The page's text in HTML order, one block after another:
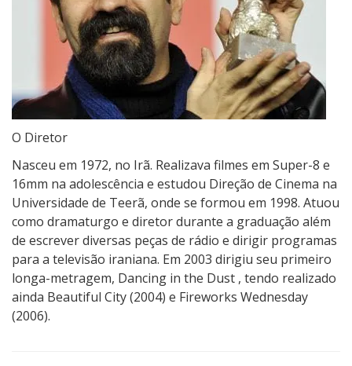
O Diretor
Nasceu em 1972, no Irã. Realizava filmes em Super-8 e
16mm na adolescência e estudou Direção de Cinema na
Universidade de Teerã, onde se formou em 1998. Atuou
como dramaturgo e diretor durante a graduação além
de escrever diversas peças de rádio e dirigir programas
para a televisão iraniana. Em 2003 dirigiu seu primeiro
longa-metragem, Dancing in the Dust , tendo realizado
ainda Beautiful City (2004) e Fireworks Wednesday
(2006).